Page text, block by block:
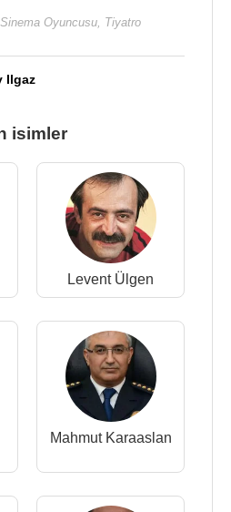
Sinema Oyuncusu, Tiyatro
Ilgaz
isimler
Levent Ülgen
Mahmut Karaaslan